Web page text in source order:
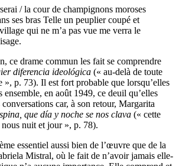
/la cour de champignons moroses
ses bras Telle un peuplier coupé et
qui ne m’a pas vue me verra le
ce drame commun les fait se comprendre
diferencia ideológica (« au-delà de toute
p. 73). Il est fort probable que lorsqu’elles
ensemble, en août 1949, ce deuil qu’elles
car, à son retour, Margarita
que día y noche se nos clava (« cette
nuit et jour », p. 78).
essentiel aussi bien de l’œuvre que de la
Mistral, où le fait de n’avoir jamais elle-